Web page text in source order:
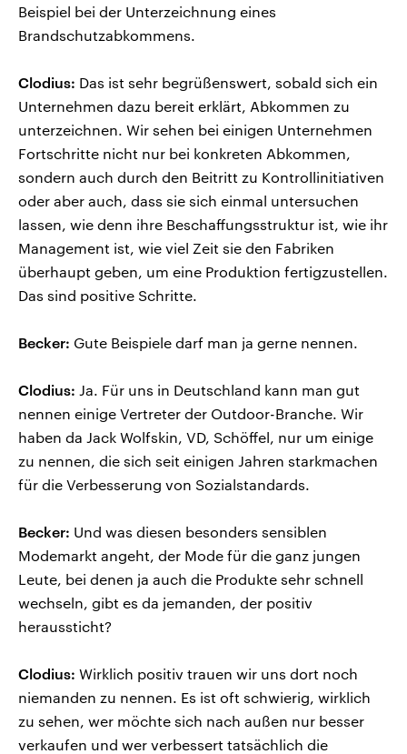
Beispiel bei der Unterzeichnung eines
Brandschutzabkommens.
Clodius: Das ist sehr begrüßenswert, sobald sich ein
Unternehmen dazu bereit erklärt, Abkommen zu
unterzeichnen. Wir sehen bei einigen Unternehmen
Fortschritte nicht nur bei konkreten Abkommen,
sondern auch durch den Beitritt zu Kontrollinitiativen
oder aber auch, dass sie sich einmal untersuchen
lassen, wie denn ihre Beschaffungsstruktur ist, wie ihr
Management ist, wie viel Zeit sie den Fabriken
überhaupt geben, um eine Produktion fertigzustellen.
Das sind positive Schritte.
Becker: Gute Beispiele darf man ja gerne nennen.
Clodius: Ja. Für uns in Deutschland kann man gut
nennen einige Vertreter der Outdoor-Branche. Wir
haben da Jack Wolfskin, VD, Schöffel, nur um einige
zu nennen, die sich seit einigen Jahren starkmachen
für die Verbesserung von Sozialstandards.
Becker: Und was diesen besonders sensiblen
Modemarkt angeht, der Mode für die ganz jungen
Leute, bei denen ja auch die Produkte sehr schnell
wechseln, gibt es da jemanden, der positiv
heraussticht?
Clodius: Wirklich positiv trauen wir uns dort noch
niemanden zu nennen. Es ist oft schwierig, wirklich
zu sehen, wer möchte sich nach außen nur besser
verkaufen und wer verbessert tatsächlich die